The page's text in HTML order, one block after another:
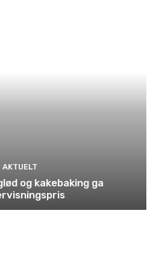
AKTUELT
og kakebaking ga